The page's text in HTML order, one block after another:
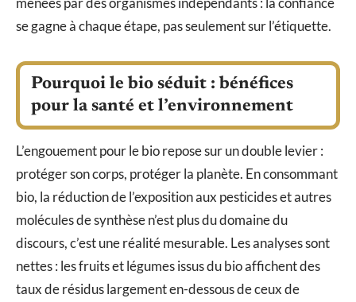
se gagne à chaque étape, pas seulement sur l’étiquette.
Pourquoi le bio séduit : bénéfices
pour la santé et l’environnement
L’engouement pour le bio repose sur un double levier :
protéger son corps, protéger la planète. En consommant
bio, la réduction de l’exposition aux pesticides et autres
molécules de synthèse n’est plus du domaine du
discours, c’est une réalité mesurable. Les analyses sont
nettes : les fruits et légumes issus du bio affichent des
taux de résidus largement en-dessous de ceux de